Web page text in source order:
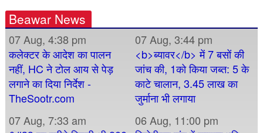
Beawar News
07 Aug, 4:38 pm
कलेक्टर के आदेश का पालन
नहीं, HC ने टोल आय से पेड़
लगाने का दिया निर्देश -
TheSootr.com
07 Aug, 3:44 pm
<b>ब्यावर</b> में 7 बसों की
जांच की, 1को किया जब्त: 5 के
काटे चालान, 3.45 लाख का
जुर्माना भी लगाया
07 Aug, 7:33 am
06 Aug, 11:00 pm